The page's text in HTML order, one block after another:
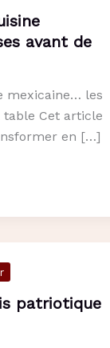
avant de
mexicaine… les
table Cet article
en […]
patriotique